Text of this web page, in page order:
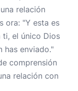
relación
ora: "Y esta es
ti, el único Dios
has enviado."
comprensión
relación con